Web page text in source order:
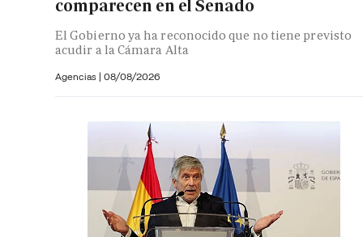
comparecen en el Senado
El Gobierno ya ha reconocido que no tiene previsto
acudir a la Cámara Alta
Agencias | 08/08/2026